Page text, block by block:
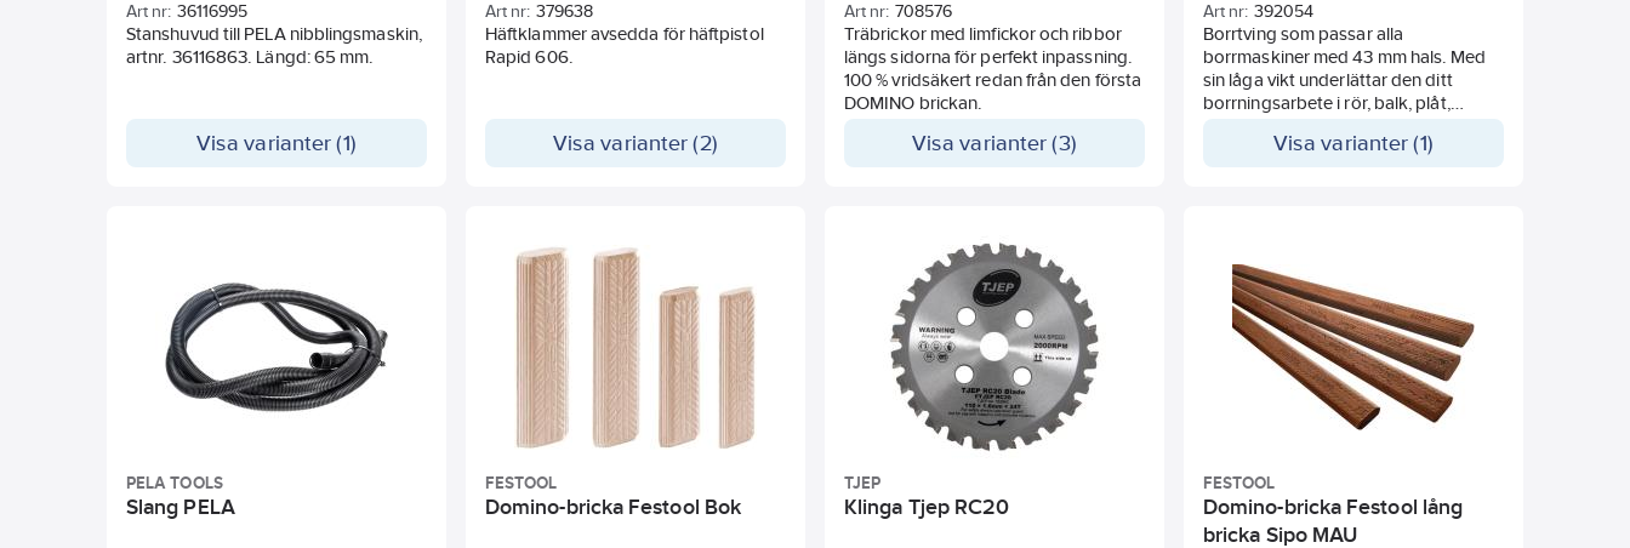
Art nr: 36116995
Stanshuvud till PELA nibblingsmaskin,
artnr. 36116863. Längd: 65 mm.
Visa varianter (1)
Art nr: 379638
Häftklammer avsedda för häftpistol
Rapid 606.
Visa varianter (2)
Art nr: 708576
Träbrickor med limfickor och ribbor
längs sidorna för perfekt inpassning.
100 % vridsäkert redan från den första
DOMINO brickan.
Visa varianter (3)
Art nr: 392054
Borrtving som passar alla
borrmaskiner med 43 mm hals. Med
sin låga vikt underlättar den ditt
borrningsarbete i rör, balk, plåt,
OBS! Komplettering av KIT 1, 2 eller 3
Komplettera med ett minikärnborrset
så har du den optimala lösningen för
stålborrning upp till 15mm
godstjocklek.
Levereras med mothåll för både I-
balksborrning och rörborrning vilket
gör det smidigt och enkelt att få en
centrerad rörhålsborrning.
Visa varianter (1)
PELA TOOLS
Slang PELA
FESTOOL
Domino-bricka Festool Bok
TJEP
Klinga Tjep RC20
FESTOOL
Domino-bricka Festool lång
bricka Sipo MAU